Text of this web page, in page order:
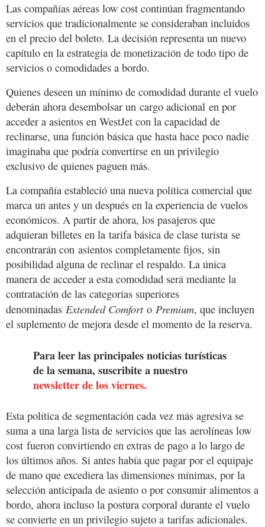
Las compañías aéreas low cost continúan fragmentando
servicios que tradicionalmente se consideraban incluidos
en el precio del boleto. La decisión representa un nuevo
capítulo en la estrategia de monetización de todo tipo de
servicios o comodidades a bordo.
Quienes deseen un mínimo de comodidad durante el vuelo
deberán ahora desembolsar un cargo adicional en por
acceder a asientos en WestJet con la capacidad de
reclinarse, una función básica que hasta hace poco nadie
imaginaba que podría convertirse en un privilegio
exclusivo de quienes paguen más.
La compañía estableció una nueva política comercial que
marca un antes y un después en la experiencia de vuelos
económicos. A partir de ahora, los pasajeros que
adquieran billetes en la tarifa básica de clase turista se
encontrarán con asientos completamente fijos, sin
posibilidad alguna de reclinar el respaldo. La única
manera de acceder a esta comodidad será mediante la
contratación de las categorías superiores
denominadas Extended Comforto Premium, que incluyen
el suplemento de mejora desde el momento de la reserva.
Para leer las principales noticias turísticas
de la semana, suscribite a nuestro
newsletter de los viernes.
Esta política de segmentación cada vez más agresiva se
suma a una larga lista de servicios que las aerolíneas low
cost fueron convirtiendo en extras de pago a lo largo de
los últimos años. Si antes había que pagar por el equipaje
de mano que excediera las dimensiones mínimas, por la
selección anticipada de asiento o por consumir alimentos a
bordo, ahora incluso la postura corporal durante el vuelo
se convierte en un privilegio sujeto a tarifas adicionales.